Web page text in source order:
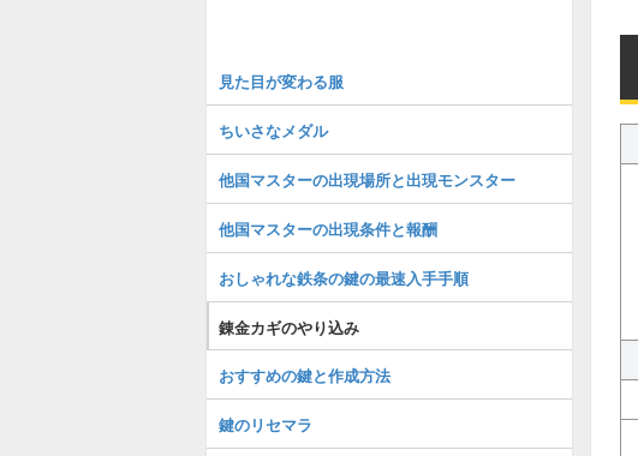
見た目が変わる服
ちいさなメダル
他国マスターの出現場所と出現モンスター
他国マスターの出現条件と報酬
おしゃれな鉄条の鍵の最速入手手順
錬金カギのやり込み
おすすめの鍵と作成方法
鍵のリセマラ